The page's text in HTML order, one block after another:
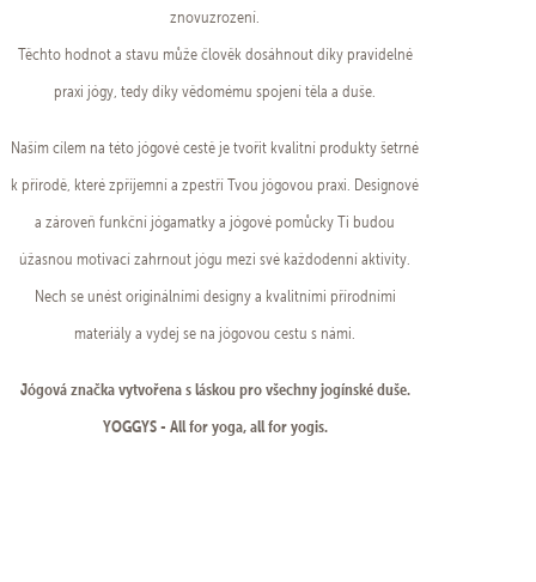
znovuzrození.
Těchto hodnot a stavu může člověk dosáhnout díky pravidelné
praxi jógy, tedy díky vědomému spojení těla a duše.
Naším cílem na této jógové cestě je tvořit kvalitní produkty šetrné
k přírodě, které zpříjemní a zpestří Tvou jógovou praxi. Designové
a zároveň funkční jógamatky a jógové pomůcky Ti budou
úžasnou motivací zahrnout jógu mezi své každodenní aktivity.
Nech se unést originálními designy a kvalitními přírodními
materiály a vydej se na jógovou cestu s námi.
Jógová značka vytvořena s láskou pro všechny jogínské duše.
YOGGYS - All for yoga, all for yogis.